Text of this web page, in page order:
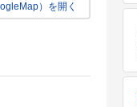
）を開く